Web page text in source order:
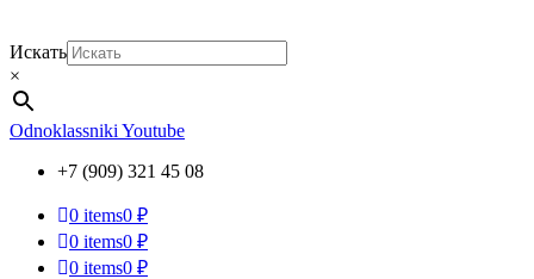
Искать
×
Odnoklassniki Youtube
+7 (909) 321 45 08
0 items0 ₽
0 items0 ₽
0 items0 ₽